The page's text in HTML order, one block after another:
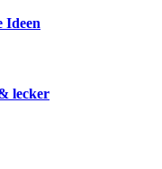
Ideen
lecker